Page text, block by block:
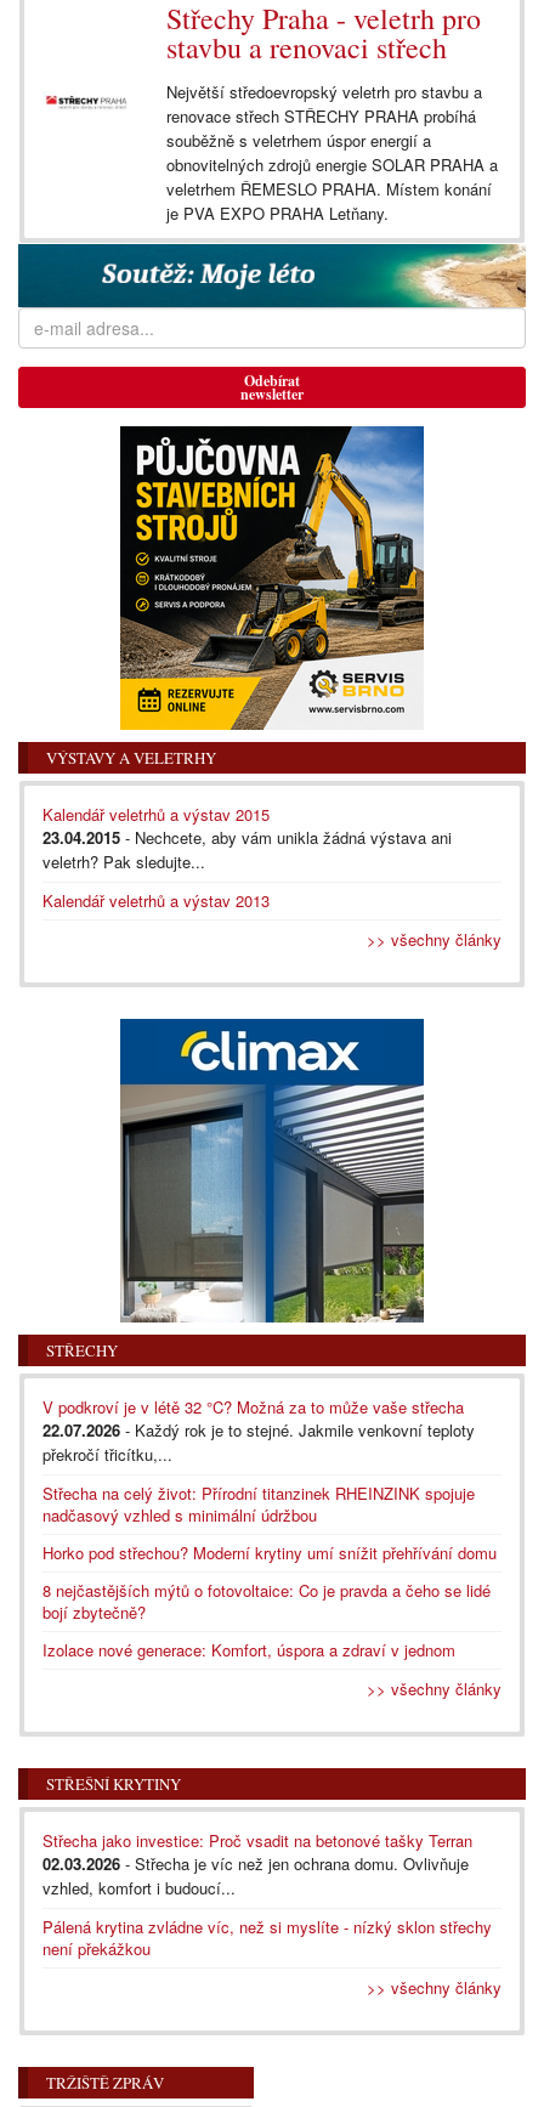
Střechy Praha - veletrh pro
stavbu a renovaci střech
Největší středoevropský veletrh pro stavbu a
renovace střech STŘECHY PRAHA probíhá
souběžně s veletrhem úspor energií a
obnovitelných zdrojů energie SOLAR PRAHA a
veletrhem ŘEMESLO PRAHA. Místem konání
je PVA EXPO PRAHA Letňany.
Odebírat
newsletter
VÝSTAVY A VELETRHY
Kalendář veletrhů a výstav 2015
23.04.2015 - Nechcete, aby vám unikla žádná výstava ani
veletrh? Pak sledujte...
Kalendář veletrhů a výstav 2013
>> všechny články
STŘECHY
V podkroví je v létě 32 °C? Možná za to může vaše střecha
22.07.2026 - Každý rok je to stejné. Jakmile venkovní teploty
překročí třicítku,...
Střecha na celý život: Přírodní titanzinek RHEINZINK spojuje
nadčasový vzhled s minimální údržbou
Horko pod střechou? Moderní krytiny umí snížit přehřívání domu
8 nejčastějších mýtů o fotovoltaice: Co je pravda a čeho se lidé
bojí zbytečně?
Izolace nové generace: Komfort, úspora a zdraví v jednom
>> všechny články
STŘEŠNÍ KRYTINY
Střecha jako investice: Proč vsadit na betonové tašky Terran
02.03.2026 - Střecha je víc než jen ochrana domu. Ovlivňuje
vzhled, komfort i budoucí...
Pálená krytina zvládne víc, než si myslíte - nízký sklon střechy
není překážkou
>> všechny články
TRŽIŠTĚ ZPRÁV